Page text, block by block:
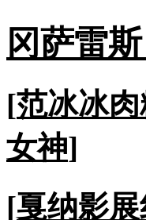
冈萨雷
[范冰冰
女神]
[戛纳影